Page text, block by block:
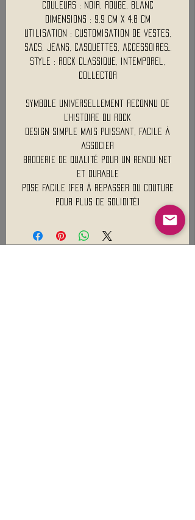
Couleurs : Noir, rouge, blanc
Dimensions : 9.9 Cm x 4.8 Cm
Utilisation : Customisation de vestes,
sacs, jeans, casquettes, accessoires…
Style : Rock classique, intemporel,
collector
Symbole universellement reconnu de
l’histoire du rock
Design simple mais puissant, facile à
associer
Broderie de qualité pour un rendu net
et durable
Pose facile (fer à repasser ou couture
pour plus de solidité)